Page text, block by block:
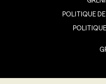
POLITIQUE